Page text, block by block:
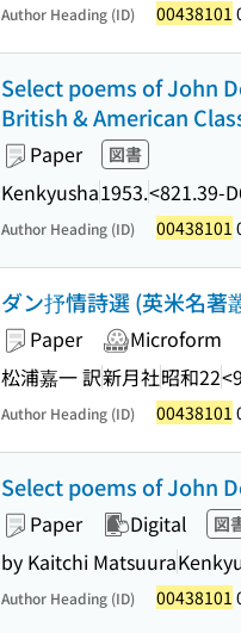
Author Heading (ID) 00438101
Select poems of John
British & American
Paper 図書
Kenkyusha1953.<821.39-
Author Heading (ID) 00438101
ダン抒情詩選 (英米名著
Paper Microform
松浦嘉一 訳新月社昭和22
Author Heading (ID) 00438101
Select poems of John
Paper Digital 図
by Kaitchi Matsuura
Author Heading (ID) 00438101